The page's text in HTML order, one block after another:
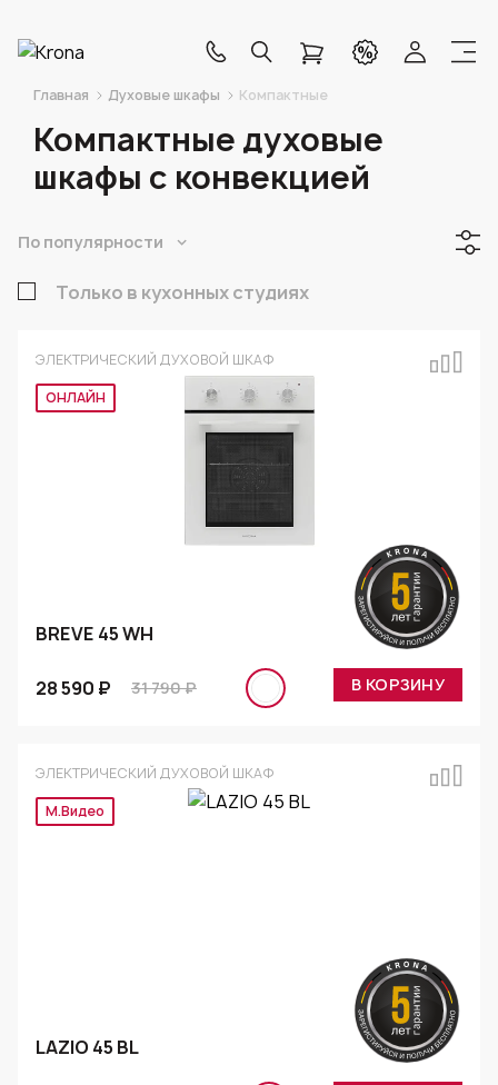
Главная Духовые шкафы Компактные
Компактные духовые
шкафы с конвекцией
По популярности
Только в кухонных студиях
ЭЛЕКТРИЧЕСКИЙ ДУХОВОЙ ШКАФ
ОНЛАЙН
BREVE 45 WH
28 590 ₽ 31 790 ₽ В КОРЗИНУ
ЭЛЕКТРИЧЕСКИЙ ДУХОВОЙ ШКАФ
М.Видео
LAZIO 45 BL